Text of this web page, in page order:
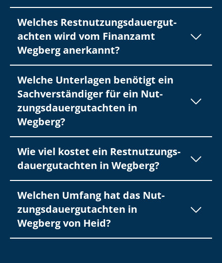
Welches Rest­nut­zungs­dau­er­gut­
ach­ten wird vom Finanzamt
Wegberg anerkannt?
Welche Unterlagen benötigt ein
Sach­ver­stän­di­ger für ein Nut­
zungs­dau­er­gut­ach­ten in
Wegberg?
Wie viel kostet ein Rest­nut­zungs­
dau­er­gut­ach­ten in Wegberg?
Welchen Umfang hat das Nut­
zungs­dau­er­gut­ach­ten in
Wegberg von Heid?